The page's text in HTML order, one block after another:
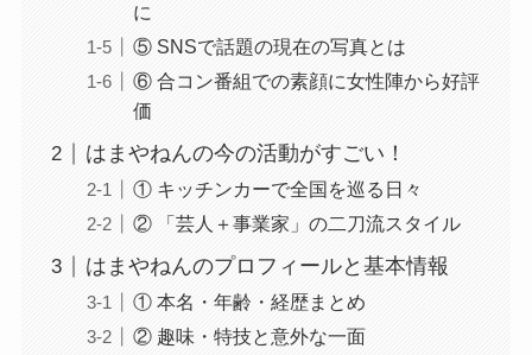
に
⑤ SNSで話題の現在の写真とは
⑥ 合コン番組での素顔に女性陣から好評
価
はまやねんの今の活動がすごい！
① キッチンカーで全国を巡る日々
② 「芸人＋事業家」の二刀流スタイル
はまやねんのプロフィールと基本情報
① 本名・年齢・経歴まとめ
② 趣味・特技と意外な一面